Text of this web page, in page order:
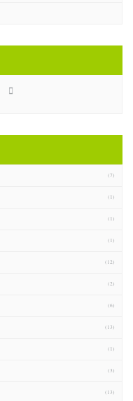
(7)
(1)
(1)
(1)
(12)
(2)
(6)
(13)
(1)
(3)
(13)